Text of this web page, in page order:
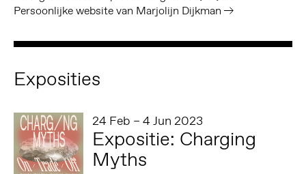
Persoonlijke website van Marjolijn Dijkman
Exposities
24 Feb – 4 Jun 2023
Expositie: Charging
Myths